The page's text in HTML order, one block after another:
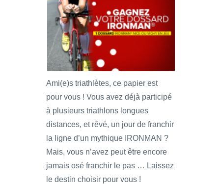
Ami(e)s triathlètes, ce papier est
pour vous ! Vous avez déjà participé
à plusieurs triathlons longues
distances, et rêvé, un jour de franchir
la ligne d’un mythique IRONMAN ?
Mais, vous n’avez peut être encore
jamais osé franchir le pas … Laissez
le destin choisir pour vous !